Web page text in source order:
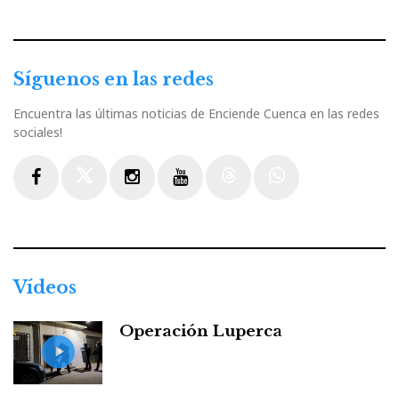
Síguenos en las redes
Encuentra las últimas noticias de Enciende Cuenca en las redes
sociales!
Vídeos
Operación Luperca